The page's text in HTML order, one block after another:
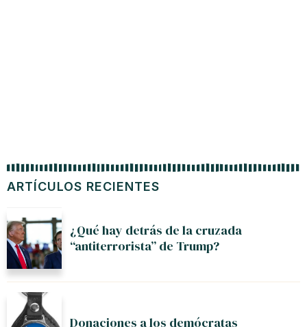
ARTÍCULOS RECIENTES
¿Qué hay detrás de la cruzada
“antiterrorista” de Trump?
Donaciones a los demócratas